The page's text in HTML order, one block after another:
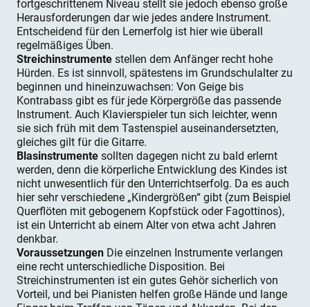
fortgeschrittenem Niveau stellt sie jedoch ebenso große
Herausforderungen dar wie jedes andere Instrument.
Entscheidend für den Lernerfolg ist hier wie überall
regelmäßiges Üben.
Streichinstrumentestellen dem Anfänger recht hohe
Hürden. Es ist sinnvoll, spätestens im Grundschulalter zu
beginnen und hineinzuwachsen: Von Geige bis
Kontrabass gibt es für jede Körpergröße das passende
Instrument. Auch Klavierspieler tun sich leichter, wenn
sie sich früh mit dem Tastenspiel auseinandersetzten,
gleiches gilt für die Gitarre.
Blasinstrumentesollten dagegen nicht zu bald erlernt
werden, denn die körperliche Entwicklung des Kindes ist
nicht unwesentlich für den Unterrichtserfolg. Da es auch
hier sehr verschiedene „Kindergrößen“ gibt (zum Beispiel
Querflöten mit gebogenem Kopfstück oder Fagottinos),
ist ein Unterricht ab einem Alter von etwa acht Jahren
denkbar.
Voraussetzungen Die einzelnen Instrumente verlangen
eine recht unterschiedliche Disposition. Bei
Streichinstrumenten ist ein gutes Gehör sicherlich von
Vorteil, und bei Pianisten helfen große Hände und lange